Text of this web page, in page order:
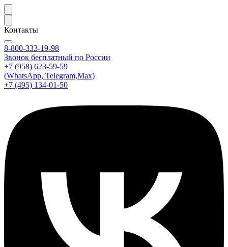
Контакты
8-800-333-19-98
Звонок бесплатный по России
+7 (958) 623-59-59
(WhatsApp, Telegram,Max)
+7 (495) 134-01-50